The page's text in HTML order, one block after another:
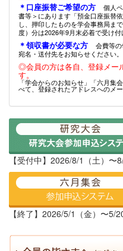
＊口座振替ご希望の方
個人
書等＞にあります「預金口座振替
し、押印したものを学会事務局ま
度）分は2026年9月末必着で受け付
＊領収書が必要な方
会費等
宛名・送付先をお知らせください。
◎会員の方は各自、登録メー
す。
「学会からのお知らせ」「六月集
べて、登録されたアドレスへのメ
【受付中】2026/8/1（土）〜
【終了】2026/5/1（金）〜5/